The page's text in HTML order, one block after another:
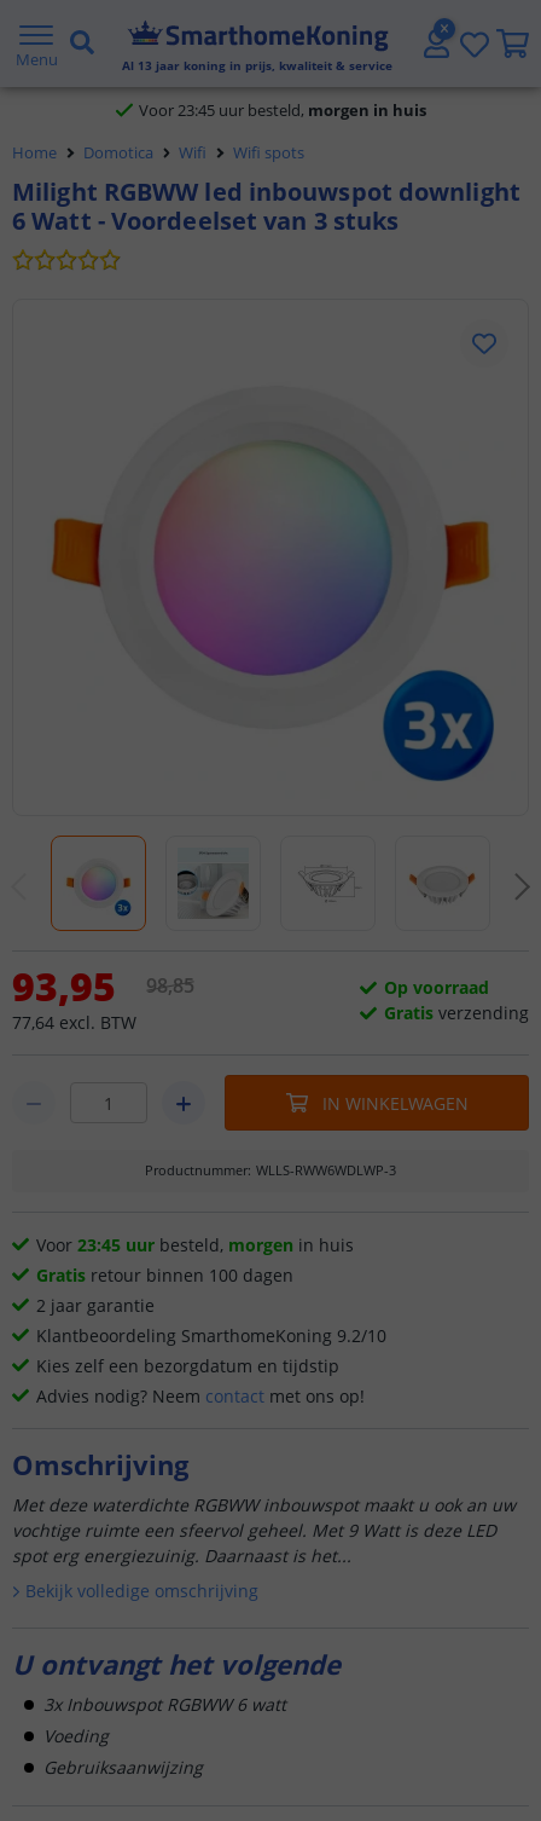
Menu Al 13 jaar koning in prijs, kwaliteit & service
Klantbeoordeling 9.1
Voor 23:45 uur besteld, morgen in huis
Home
Domotica Wifi Wifi spots
Milight RGBWW led inbouwspot downlight
6 Watt - Voordeelset van 3 stuks
93,95
77,64 excl. BTW
98,85
Op voorraad
Gratis verzending
IN WINKELWAGEN
Productnummer: WLLS-RWW6WDLWP-3
Voor 23:45 uur besteld, morgen in huis
Gratis retour binnen 100 dagen
2 jaar garantie
Klantbeoordeling SmarthomeKoning 9.2/10
Kies zelf een bezorgdatum en tijdstip
Advies nodig? Neem contact met ons op!
Omschrijving
Met deze waterdichte RGBWW inbouwspot maakt u ook an uw
vochtige ruimte een sfeervol geheel. Met 9 Watt is deze LED
spot erg energiezuinig. Daarnaast is het...
Bekijk volledige omschrijving
U ontvangt het volgende
3x Inbouwspot RGBWW 6 watt
Voeding
Gebruiksaanwijzing